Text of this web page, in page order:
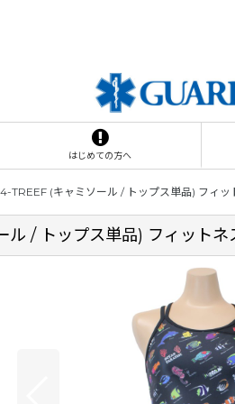
はじめての方へ
TREEF (キャミソール / トップス単品) フィッ
/ トップス単品) フィットネ